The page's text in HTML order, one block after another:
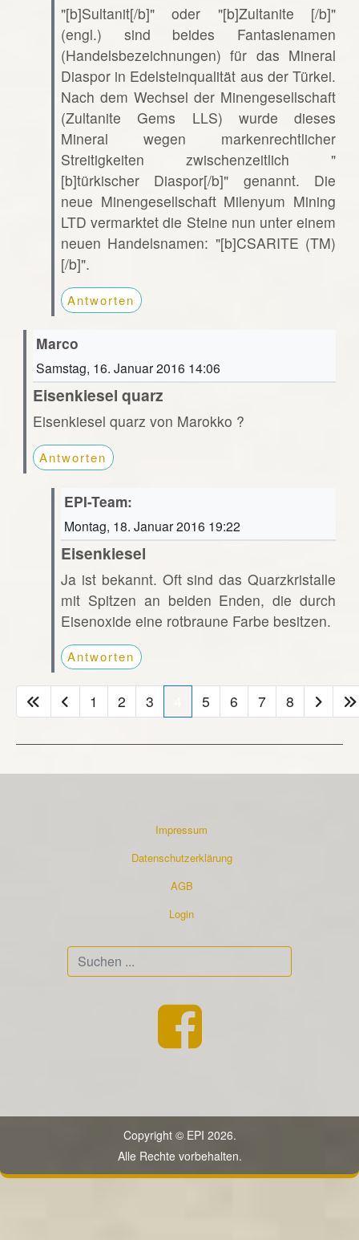
"[b]Sultanit[/b]" oder "[b]Zultanite [/b]"
(engl.) sind beides Fantasienamen
(Handelsbezeichnungen) für das Mineral
Diaspor in Edelsteinqualität aus der Türkei.
Nach dem Wechsel der Minengesellschaft
(Zultanite Gems LLS) wurde dieses
Mineral wegen markenrechtlicher
Streitigkeiten zwischenzeitlich "
[b]türkischer Diaspor[/b]" genannt. Die
neue Minengesellschaft Milenyum Mining
LTD vermarktet die Steine nun unter einem
neuen Handelsnamen: "[b]CSARITE (TM)
[/b]".
Antworten
Marco
Samstag, 16. Januar 2016 14:06
Eisenkiesel quarz
Eisenkiesel quarz von Marokko ?
Antworten
EPI-Team:
Montag, 18. Januar 2016 19:22
Eisenkiesel
Ja ist bekannt. Oft sind das Quarzkristalle
mit Spitzen an beiden Enden, die durch
Eisenoxide eine rotbraune Farbe besitzen.
Antworten
1 2 3 5 6 7 8
Impressum
Datenschutzerklärung
AGB
Login
Copyright © EPI 2026.
Alle Rechte vorbehalten.